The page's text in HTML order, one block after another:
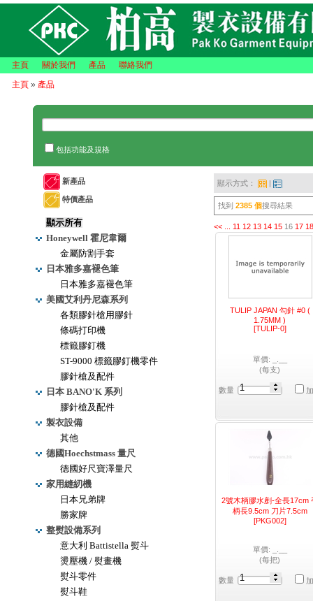
主頁 關於我們 產品
聯絡我們
主頁 » 產品
包括功能及規格
新產品
特價產品
顯示所有
Honeywell 霍尼韋爾
金屬防割手套
日本雅多嘉褪色筆
日本雅多嘉褪色筆
美國艾利丹尼森系列
各類膠針槍用膠針
條碼打印機
標籤膠釘機
ST-9000 標籤膠釘機零件
膠針槍及配件
日本 BANO'K 系列
膠針槍及配件
製衣設備
其他
德國Hoechstmass 量尺
德國好尺寶澤量尺
家用縫紉機
日本兄弟牌
勝家牌
整熨設備系列
意大利 Battistella 熨斗
燙壓機 / 熨畫機
熨斗零件
熨斗鞋
顯示方式： |
找到 2385 個搜尋結果
<< 11 12 13 14 15 16 17 18
TULIP JAPAN 勾針 #0 (
1.75MM )
[TULIP-0]
單價: _.__
(每支)
數量
2號木柄膠水剷-全長17cm
柄長9.5cm 刀片7.5cm
[PKG002]
單價: _.__
(每把)
數量